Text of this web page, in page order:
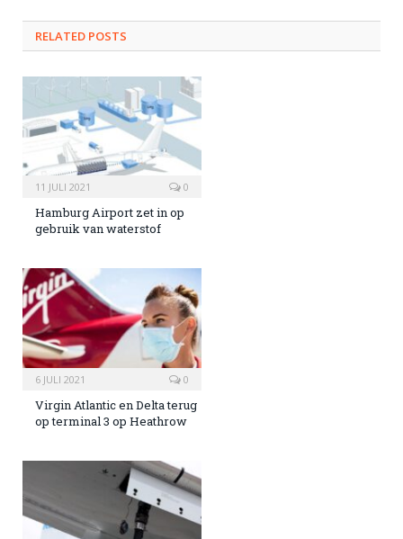
RELATED POSTS
11 JULI 2021 0
Hamburg Airport zet in op
gebruik van waterstof
6 JULI 2021 0
Virgin Atlantic en Delta terug
op terminal 3 op Heathrow